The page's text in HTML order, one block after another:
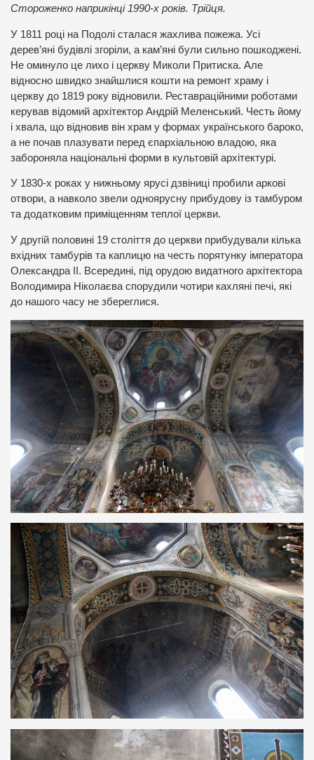
Стороженко наприкінці 1990-х років. Трійця.
У 1811 році на Подолі сталася жахлива пожежа. Усі
дерев’яні будівлі згоріли, а кам’яні були сильно пошкоджені.
Не оминуло це лихо і церкву Миколи Притиска. Але
відносно швидко знайшлися кошти на ремонт храму і
церкву до 1819 року відновили. Реставраційними роботами
керував відомий архітектор Андрій Меленський. Честь йому
і хвала, що відновив він храм у формах українського бароко,
а не почав плазувати перед єпархіальною владою, яка
забороняла національні форми в культовій архітектурі.
У 1830-х роках у нижньому ярусі дзвіниці пробили аркові
отвори, а навколо звели одноярусну прибудову із тамбуром
та додатковим приміщенням теплої церкви.
У другій половині 19 століття до церкви прибудували кілька
вхідних тамбурів та каплицю на честь порятунку імператора
Олександра ІІ. Всередині, під орудою видатного архітектора
Володимира Ніколаєва спорудили чотири кахляні печі, які
до нашого часу не збереглися.